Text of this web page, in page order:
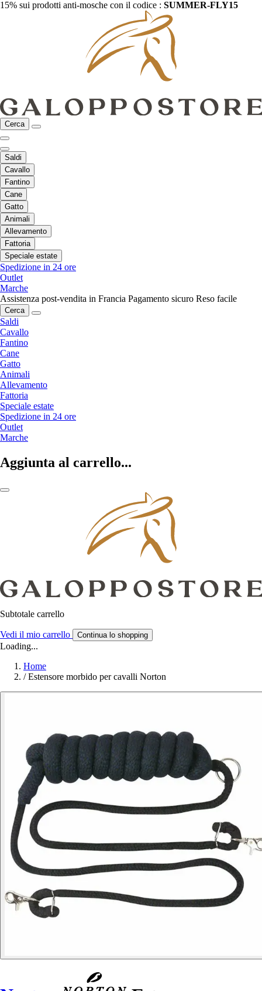
15% sui prodotti anti-mosche con il codice : SUMMER-FLY15
Cerca
Saldi
Cavallo
Fantino
Cane
Gatto
Animali
Allevamento
Fattoria
Speciale estate
Spedizione in 24 ore
Outlet
Marche
Assistenza post-vendita in Francia Pagamento sicuro Reso facile
Cerca
Saldi
Cavallo
Fantino
Cane
Gatto
Animali
Allevamento
Fattoria
Speciale estate
Spedizione in 24 ore
Outlet
Marche
Aggiunta al carrello...
Subtotale carrello
Vedi il mio carrello Continua lo shopping
Loading...
Home
/ Estensore morbido per cavalli Norton